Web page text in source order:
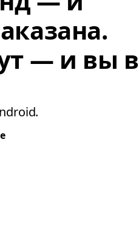
— и вы в